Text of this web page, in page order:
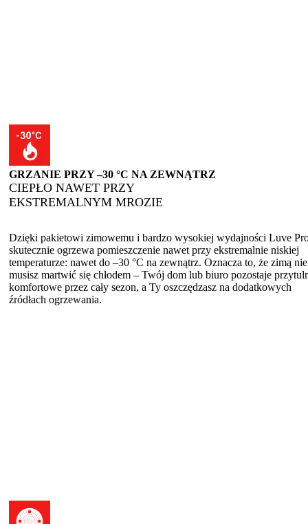
GRZANIE PRZY –30 °C NA ZEWNĄTRZ
CIEPŁO NAWET PRZY
EKSTREMALNYM MROZIE
Dzięki pakietowi zimowemu i bardzo wysokiej wydajności Luve
skutecznie ogrzewa pomieszczenie nawet przy ekstremalnie niskiej
temperaturze: nawet do –30 °C na zewnątrz. Oznacza to, że zimą nie
musisz martwić się chłodem – Twój dom lub biuro pozostaje
komfortowe przez cały sezon, a Ty oszczędzasz na dodatkowych
źródłach ogrzewania.